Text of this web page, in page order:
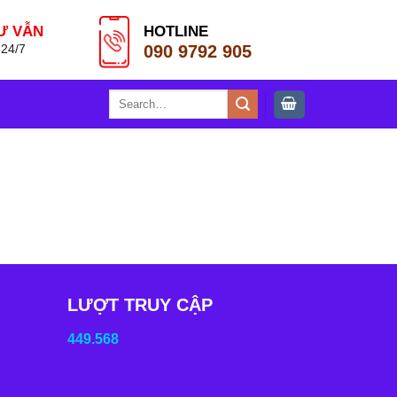
VẪN
7
HOTLINE
090 9792 905
Search
LƯỢT TRUY CẬP
449.568